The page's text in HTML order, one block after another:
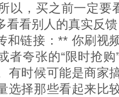
以，买之前一定要
看看别人的真实反
和链接：** 你刷视
者夸张的“限时抢
有时候可能是商家
选择那些看起来比